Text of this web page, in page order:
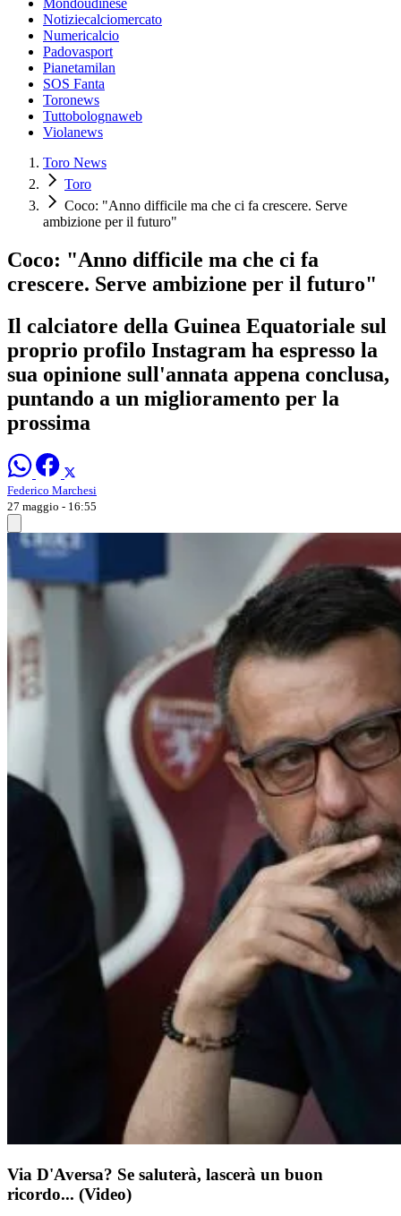
Mondoudinese
Notiziecalciomercato
Numericalcio
Padovasport
Pianetamilan
SOS Fanta
Toronews
Tuttobolognaweb
Violanews
Toro News
Toro
Coco: "Anno difficile ma che ci fa crescere. Serve
ambizione per il futuro"
Coco: "Anno difficile ma che ci fa
crescere. Serve ambizione per il futuro"
Il calciatore della Guinea Equatoriale sul
proprio profilo Instagram ha espresso la
sua opinione sull'annata appena conclusa,
puntando a un miglioramento per la
prossima
Federico Marchesi
27 maggio - 16:55
Via D'Aversa? Se saluterà, lascerà un buon
ricordo... (Video)